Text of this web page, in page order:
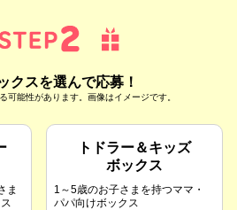
クスを選んで応募！
可能性があります。画像はイメージです。
ま
トドラー＆キッズ
ボックス
1～5歳のお子さまを持つママ・
パパ向けボックス